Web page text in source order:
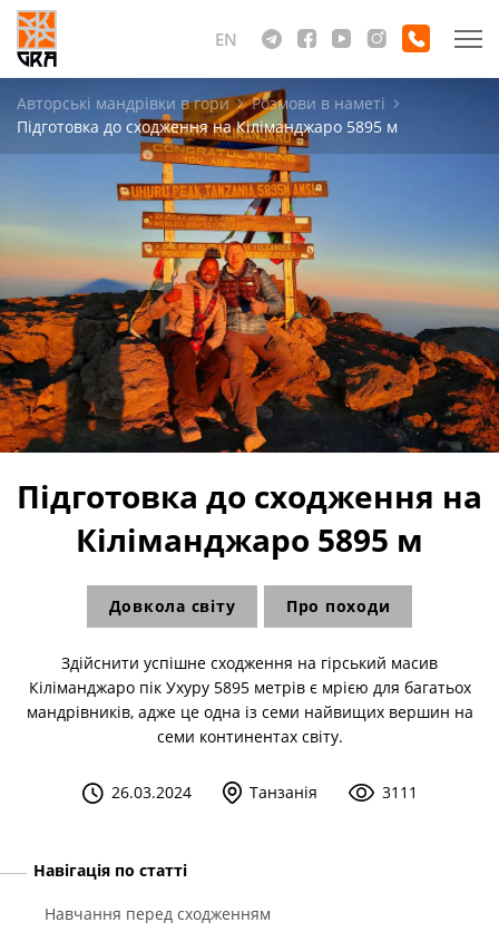
EN
Авторські мандрівки в гори
Розмови в наметі
Підготовка до сходження на Кіліманджаро 5895 м
Підготовка до сходження на
Кіліманджаро 5895 м
Здійснити успішне сходження на гірський масив
Кіліманджаро пік Ухуру 5895 метрів є мрією для багатьох
мандрівників, адже це одна із семи найвищих вершин на
семи континентах світу.
26.03.2024 Танзанія 3111
Довкола світу Про походи
Навігація по статті
Навчання перед сходженням